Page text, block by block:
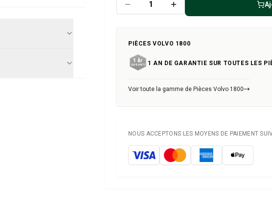
PIÈCES VOLVO 1800
1 AN DE GARANTIE SUR TOUTES LES
Voir toute la gamme de Pièces Volvo 1800
NOUS ACCEPTONS LES MOYENS DE PAIEMENT